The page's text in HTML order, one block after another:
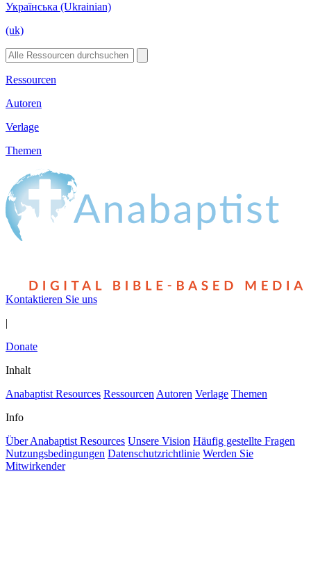
Українська (Ukrainian)
(uk)
Ressourcen
Autoren
Verlage
Themen
Kontaktieren Sie uns
|
Donate
Inhalt
Anabaptist Resources Ressourcen Autoren Verlage Themen
Info
Über Anabaptist Resources Unsere Vision Häufig gestellte Fragen
Nutzungsbedingungen Datenschutzrichtlinie Werden Sie
Mitwirkender